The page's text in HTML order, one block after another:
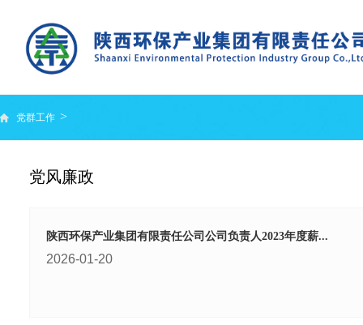
党群工作 >
党风廉政
陕西环保产业集团有限责任公司公司负责人2023年度薪...
2026-01-20